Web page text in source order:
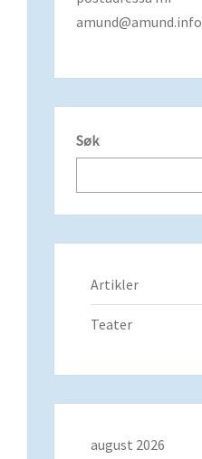
amund@amund.info
Søk
Artikler
Teater
august 2026